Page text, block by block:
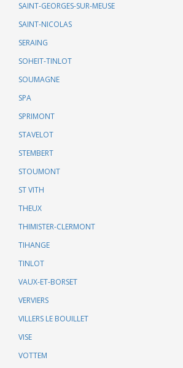
SAINT-GEORGES-SUR-MEUSE
SAINT-NICOLAS
SERAING
SOHEIT-TINLOT
SOUMAGNE
SPA
SPRIMONT
STAVELOT
STEMBERT
STOUMONT
ST VITH
THEUX
THIMISTER-CLERMONT
TIHANGE
TINLOT
VAUX-ET-BORSET
VERVIERS
VILLERS LE BOUILLET
VISE
VOTTEM